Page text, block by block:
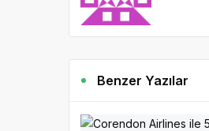
Benzer Yazılar